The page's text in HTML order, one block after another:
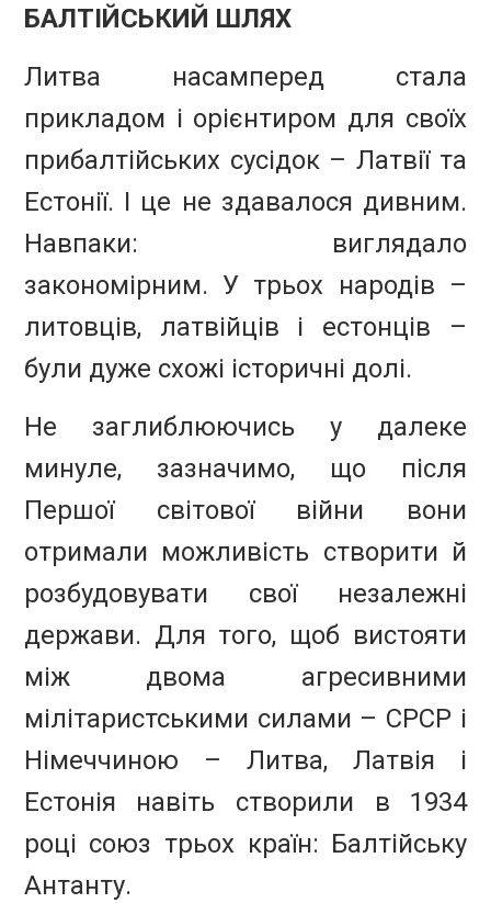
БАЛТІЙСЬКИЙ ШЛЯХ
Литва насамперед стала
прикладом і орієнтиром для своїх
прибалтійських сусідок – Латвії та
Естонії. І це не здавалося дивним.
Навпаки: виглядало
закономірним. У трьох народів –
литовців, латвійців і естонців –
були дуже схожі історичні долі.
Не заглиблюючись у далеке
минуле, зазначимо, що після
Першої світової війни вони
отримали можливість створити й
розбудовувати свої незалежні
держави. Для того, щоб вистояти
між двома агресивними
мілітаристськими силами – СРСР і
Німеччиною – Литва, Латвія і
Естонія навіть створили в 1934
році союз трьох країн: Балтійську
Антанту.